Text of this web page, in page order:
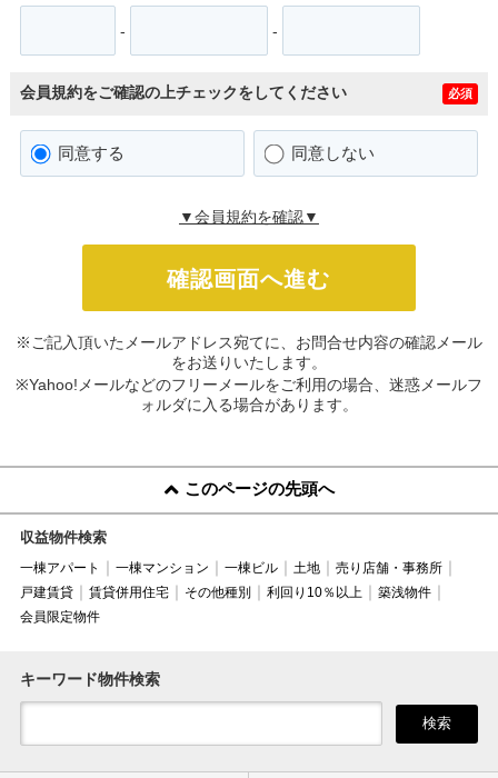
- -
会員規約をご確認の上チェックをしてください 必須
同意する 同意しない
▼会員規約を確認▼
※ご記入頂いたメールアドレス宛てに、お問合せ内容の確認メール
をお送りいたします。
※Yahoo!メールなどのフリーメールをご利用の場合、迷惑メールフ
ォルダに入る場合があります。
このページの先頭へ
収益物件検索
一棟アパート 一棟マンション 一棟ビル 土地
売り店舗・事務所
戸建賃貸
賃貸併用住宅 その他種別 利回り10％以上
築浅物件
会員限定物件
キーワード物件検索
検索